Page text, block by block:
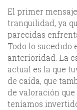
El primer
tranquilidad, ya
parecidas
Todo lo sucedido
anterioridad. La
actual es la que
de caída, que
de valoración
teníamos